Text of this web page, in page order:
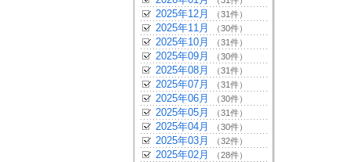
2025年12月 （31件）
2025年11月 （30件）
2025年10月 （31件）
2025年09月 （30件）
2025年08月 （31件）
2025年07月 （31件）
2025年06月 （30件）
2025年05月 （31件）
2025年04月 （30件）
2025年03月 （32件）
2025年02月 （28件）